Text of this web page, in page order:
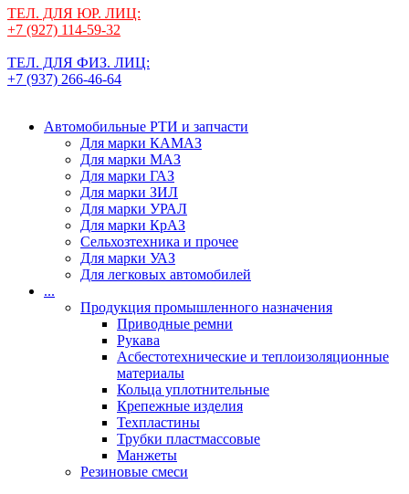
ТЕЛ. ДЛЯ ЮР. ЛИЦ:
+7 (927) 114-59-32
ТЕЛ. ДЛЯ ФИЗ. ЛИЦ:
+7 (937) 266-46-64
Автомобильные РТИ и запчасти
Для марки КАМАЗ
Для марки МАЗ
Для марки ГАЗ
Для марки ЗИЛ
Для марки УРАЛ
Для марки КрАЗ
Сельхозтехника и прочее
Для марки УАЗ
Для легковых автомобилей
...
Продукция промышленного назначения
Приводные ремни
Рукава
Асбестотехнические и теплоизоляционные
материалы
Кольца уплотнительные
Крепежные изделия
Техпластины
Трубки пластмассовые
Манжеты
Резиновые смеси